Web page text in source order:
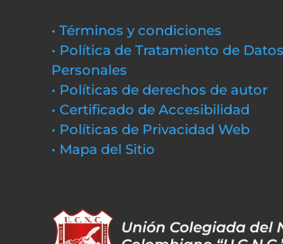
• Términos y condiciones
• Política de Tratamiento de Datos
Personales
• Políticas de derechos de autor
• Certificado de Accesibilidad
• Políticas de Privacidad Web
• Mapa del Sitio